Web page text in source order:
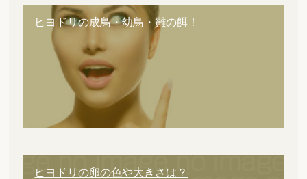
ヒヨドリの成鳥・幼鳥・雛の餌！
ヒヨドリの卵の色や大きさは？